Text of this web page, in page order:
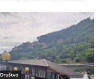
Društvo